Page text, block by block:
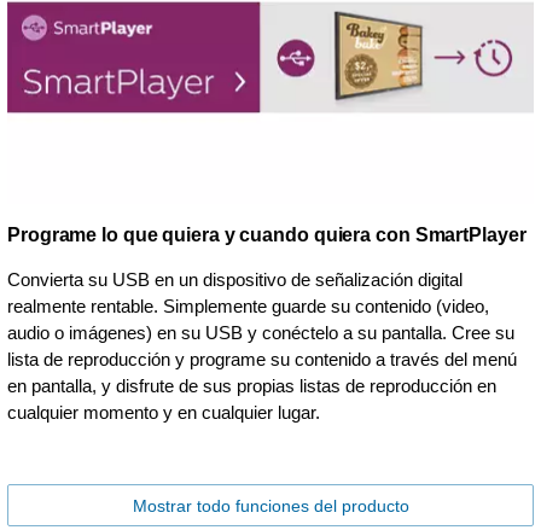
Programe lo que quiera y cuando quiera con SmartPlayer
Convierta su USB en un dispositivo de señalización digital
realmente rentable. Simplemente guarde su contenido (video,
audio o imágenes) en su USB y conéctelo a su pantalla. Cree su
lista de reproducción y programe su contenido a través del menú
en pantalla, y disfrute de sus propias listas de reproducción en
cualquier momento y en cualquier lugar.
Mostrar todo funciones del producto